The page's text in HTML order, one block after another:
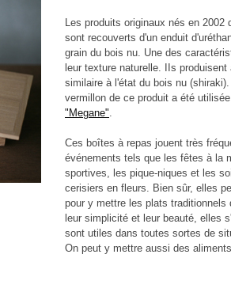
Les produits originaux nés en 2002
sont recouverts d'un enduit
grain du bois nu. Une des
leur texture naturelle. IIs
similaire à l'état du bois nu
vermillon de ce produit a été
"Megane".
Ces boîtes à repas jouent très
événements tels que les fêtes à la
sportives, les pique-niques et les
cerisiers en fleurs. Bien sûr, elles
pour y mettre les plats traditionnels
leur simplicité et leur beauté, elles
sont utiles dans toutes sortes de
On peut y mettre aussi des